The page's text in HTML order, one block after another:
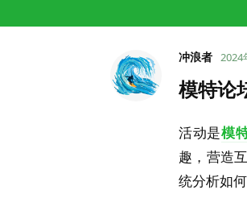
冲浪者 2024
模特论
活动是模
趣，营造
统分析如